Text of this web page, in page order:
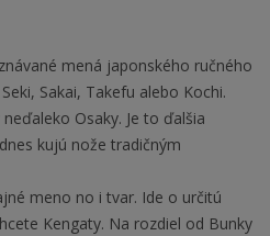
mená japonského ručného
Sakai, Takefu alebo Kochi.
Osaky. Je to ďalšia
kujú nože tradičným
meno no i tvar. Ide o určitú
Kengaty. Na rozdiel od Bunky